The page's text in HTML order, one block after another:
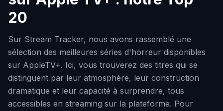
20
Sur Stream Tracker, nous avons rassemblé une
sélection des meilleures séries d'horreur disponibles
sur AppleTV+. Ici, vous trouverez des titres qui se
distinguent par leur atmosphère, leur construction
dramatique et leur capacité à surprendre, tous
accessibles en streaming sur la plateforme. Pour